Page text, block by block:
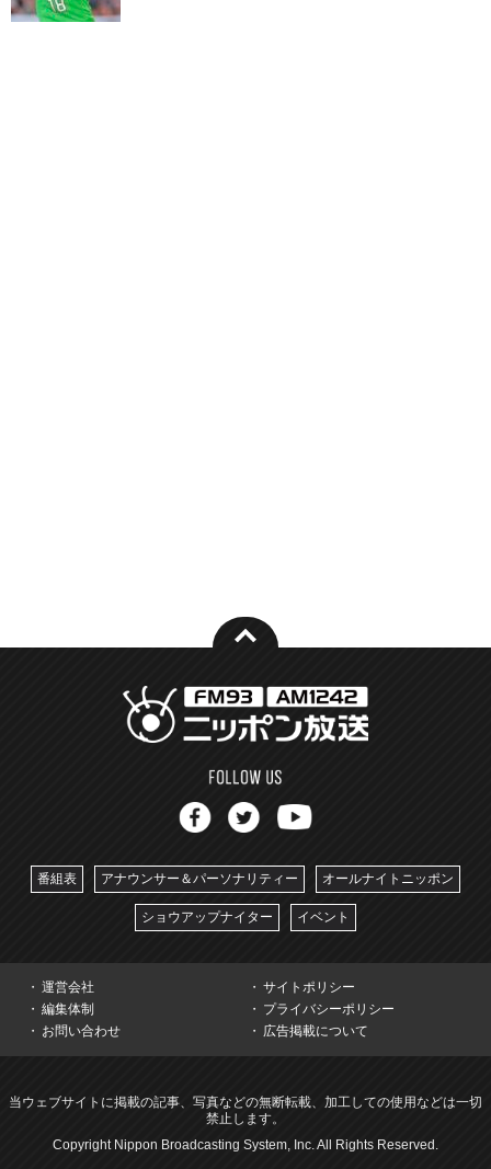
番組表 アナウンサー＆パーソナリティー オールナイトニッポン
ショウアップナイター イベント
運営会社
サイトポリシー
編集体制
プライバシーポリシー
お問い合わせ
広告掲載について
当ウェブサイトに掲載の記事、写真などの無断転載、加工しての使用などは一切
禁止します。
Copyright Nippon Broadcasting System, Inc. All Rights Reserved.